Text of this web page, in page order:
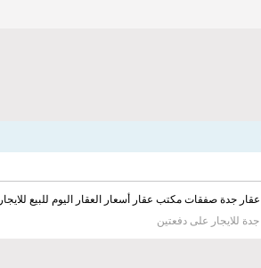
عقار جدة صفقات مكتب عقار أسعار العقار اليوم للبيع للايجار